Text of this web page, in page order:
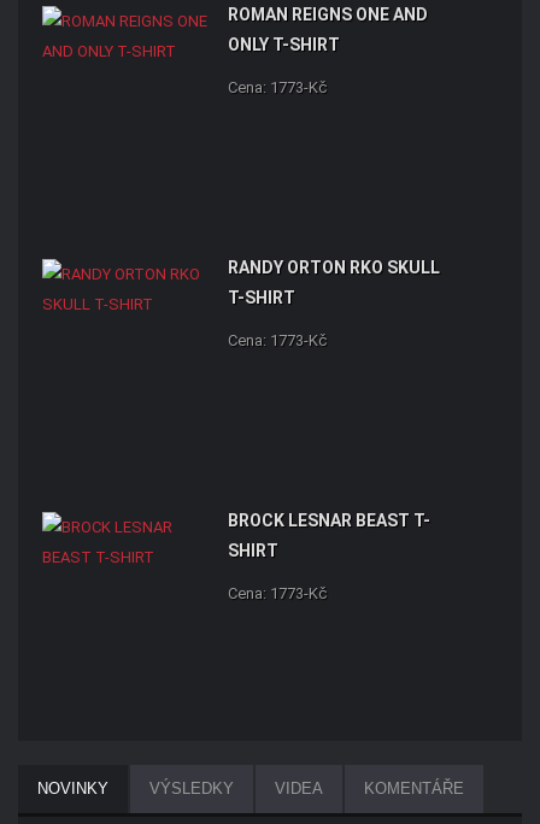
ROMAN REIGNS ONE AND
ONLY T-SHIRT
Cena: 1773-Kč
RANDY ORTON RKO SKULL
T-SHIRT
Cena: 1773-Kč
BROCK LESNAR BEAST T-
SHIRT
Cena: 1773-Kč
NOVINKY VÝSLEDKY VIDEA KOMENTÁŘE